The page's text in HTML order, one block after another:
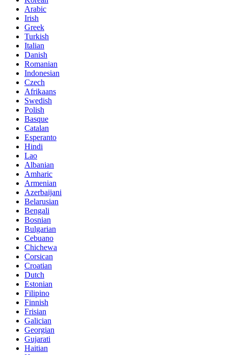
Arabic
Irish
Greek
Turkish
Italian
Danish
Romanian
Indonesian
Czech
Afrikaans
Swedish
Polish
Basque
Catalan
Esperanto
Hindi
Lao
Albanian
Amharic
Armenian
Azerbaijani
Belarusian
Bengali
Bosnian
Bulgarian
Cebuano
Chichewa
Corsican
Croatian
Dutch
Estonian
Filipino
Finnish
Frisian
Galician
Georgian
Gujarati
Haitian